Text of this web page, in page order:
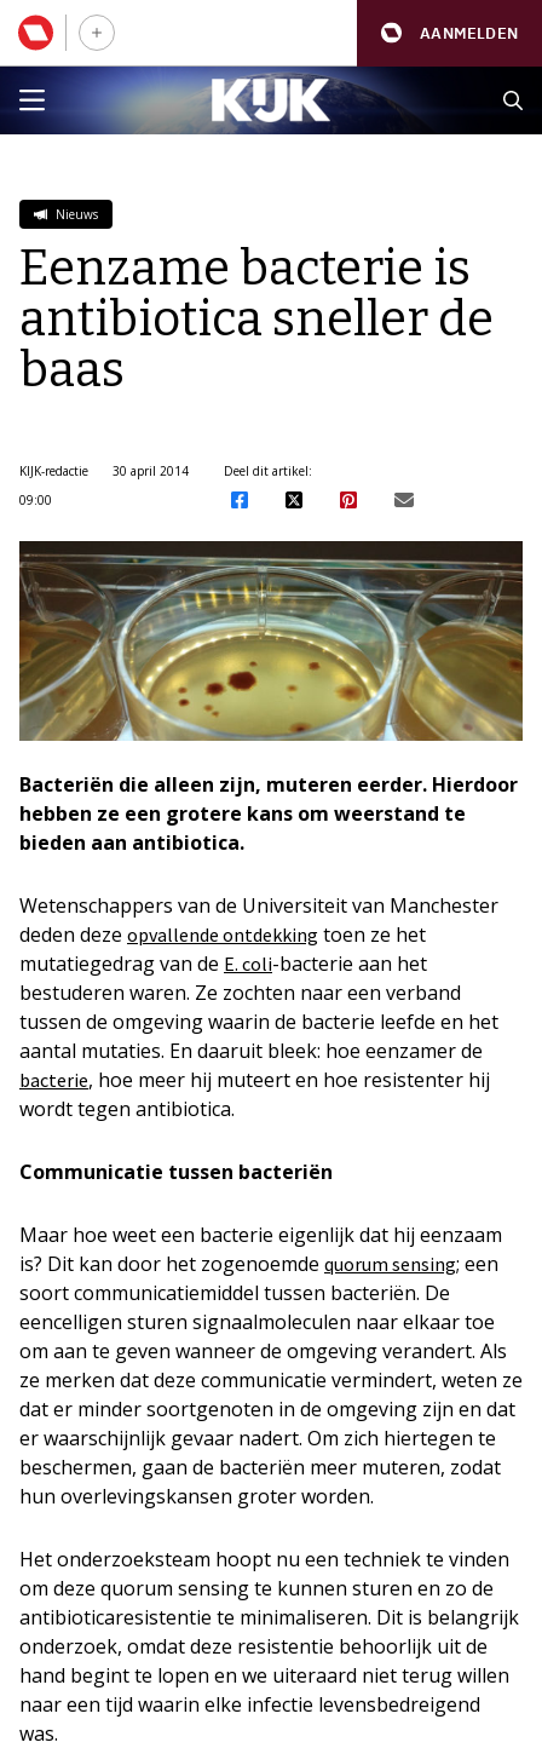
AANMELDEN
Nieuws
Eenzame bacterie is
antibiotica sneller de
baas
KIJK-redactie
30 april 2014
09:00
Deel dit artikel:
Bacteriën die alleen zijn, muteren eerder. Hierdoor
hebben ze een grotere kans om weerstand te
bieden aan antibiotica.
Wetenschappers van de Universiteit van Manchester
deden deze opvallende ontdekking toen ze het
mutatiegedrag van de E. coli-bacterie aan het
bestuderen waren. Ze zochten naar een verband
tussen de omgeving waarin de bacterie leefde en het
aantal mutaties. En daaruit bleek: hoe eenzamer de
bacterie, hoe meer hij muteert en hoe resistenter hij
wordt tegen antibiotica.
Communicatie tussen bacteriën
Maar hoe weet een bacterie eigenlijk dat hij eenzaam
is? Dit kan door het zogenoemde quorum sensing; een
soort communicatiemiddel tussen bacteriën. De
eencelligen sturen signaalmoleculen naar elkaar toe
om aan te geven wanneer de omgeving verandert. Als
ze merken dat deze communicatie vermindert, weten ze
dat er minder soortgenoten in de omgeving zijn en dat
er waarschijnlijk gevaar nadert. Om zich hiertegen te
beschermen, gaan de bacteriën meer muteren, zodat
hun overlevingskansen groter worden.
Het onderzoeksteam hoopt nu een techniek te vinden
om deze quorum sensingte kunnen sturen en zo de
antibioticaresistentie te minimaliseren. Dit is belangrijk
onderzoek, omdat deze resistentie behoorlijk uit de
hand begint te lopen en we uiteraard niet terug willen
naar een tijd waarin elke infectie levensbedreigend
was.